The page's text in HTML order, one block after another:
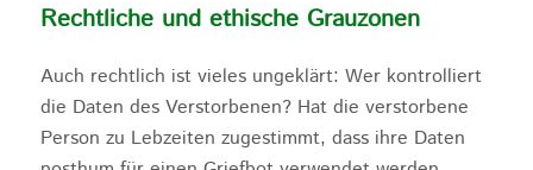
Rechtliche und ethische Grauzonen
Auch rechtlich ist vieles ungeklärt: Wer kontrolliert
die Daten des Verstorbenen? Hat die verstorbene
Person zu Lebzeiten zugestimmt, dass ihre Daten